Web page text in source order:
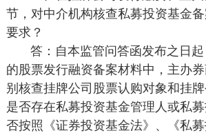
节，对中介机构核查私募投资基金
要求？
答：自本监管问答函发布之日
的股票发行融资备案材料中，主办
别核查挂牌公司股票认购对象和挂
是否存在私募投资基金管理人或私
否按照《证券投资基金法》、《私